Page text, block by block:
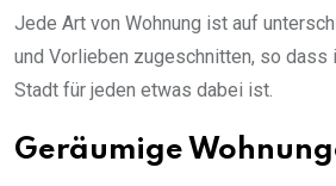
Jede Art von Wohnung ist auf
und Vorlieben zugeschnitten, so dass
Stadt für jeden etwas dabei ist.
Geräumige